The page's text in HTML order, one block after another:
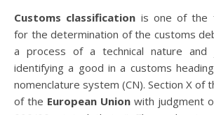
Customs classification is one of the
for the determination of the customs
a process of a technical nature and
identifying a good in a customs
nomenclature system (CN). Section X of
of the European Union with judgment